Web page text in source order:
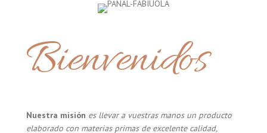
Bienvenidos
Nuestra misión es llevar a vuestras manos un producto
elaborado con materias primas de excelente calidad,